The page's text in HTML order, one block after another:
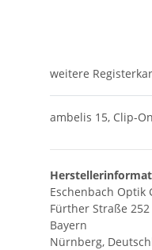
weitere
ambelis 15, Clip-
Eschenbach Optik
Fürther Straße 252
Bayern
Nürnberg,